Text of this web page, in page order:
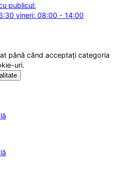
publicul:
vineri: 08:00 - 14:00
până când acceptați categoria
uri.